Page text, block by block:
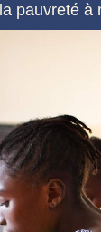
pauvreté à